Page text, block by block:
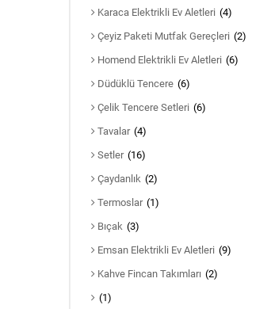
Karaca Elektrikli Ev Aletleri (4)
Çeyiz Paketi Mutfak Gereçleri (2)
Homend Elektrikli Ev Aletleri (6)
Düdüklü Tencere (6)
Çelik Tencere Setleri (6)
Tavalar (4)
Setler (16)
Çaydanlık (2)
Termoslar (1)
Bıçak (3)
Emsan Elektrikli Ev Aletleri (9)
Kahve Fincan Takımları (2)
(1)